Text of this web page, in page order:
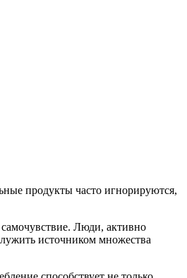
продукты часто игнорируются,
Люди, активно
источником множества